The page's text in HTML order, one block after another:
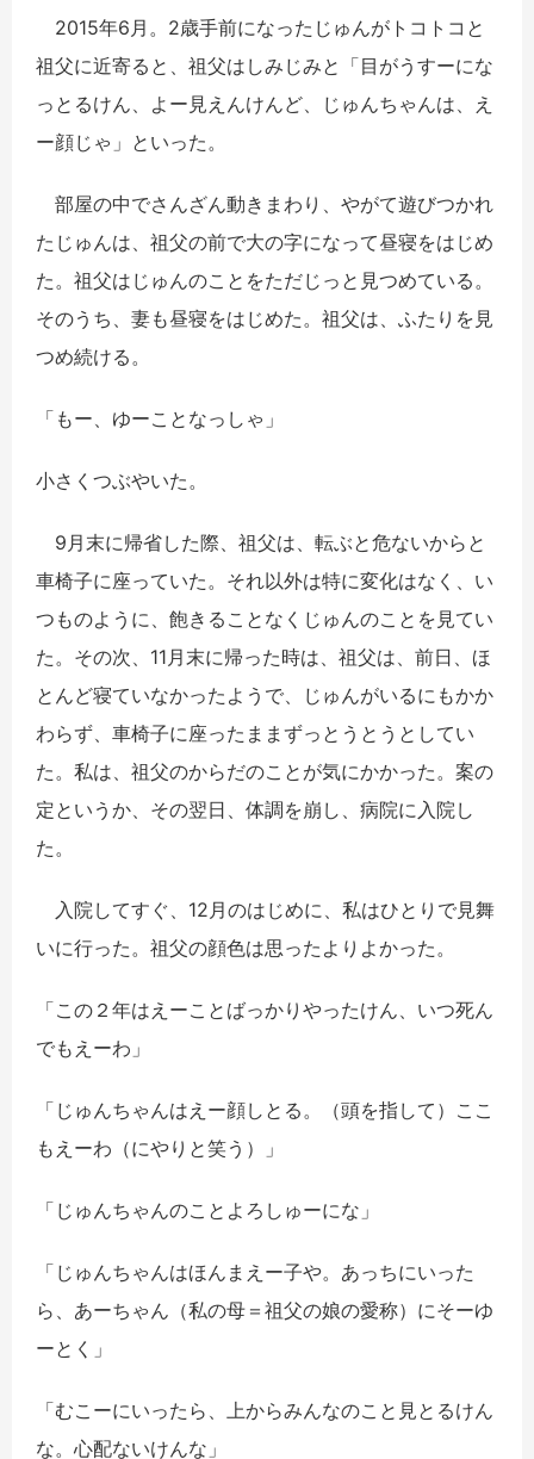
2015年6月。2歳手前になったじゅんがトコトコと
祖父に近寄ると、祖父はしみじみと「目がうすーにな
っとるけん、よー見えんけんど、じゅんちゃんは、え
ー顔じゃ」といった。
部屋の中でさんざん動きまわり、やがて遊びつかれ
たじゅんは、祖父の前で大の字になって昼寝をはじめ
た。祖父はじゅんのことをただじっと見つめている。
そのうち、妻も昼寝をはじめた。祖父は、ふたりを見
つめ続ける。
「もー、ゆーことなっしゃ」
小さくつぶやいた。
9月末に帰省した際、祖父は、転ぶと危ないからと
車椅子に座っていた。それ以外は特に変化はなく、い
つものように、飽きることなくじゅんのことを見てい
た。その次、11月末に帰った時は、祖父は、前日、ほ
とんど寝ていなかったようで、じゅんがいるにもかか
わらず、車椅子に座ったままずっとうとうとしてい
た。私は、祖父のからだのことが気にかかった。案の
定というか、その翌日、体調を崩し、病院に入院し
た。
入院してすぐ、12月のはじめに、私はひとりで見舞
いに行った。祖父の顔色は思ったよりよかった。
「この２年はえーことばっかりやったけん、いつ死ん
でもえーわ」
「じゅんちゃんはえー顔しとる。（頭を指して）ここ
もえーわ（にやりと笑う）」
「じゅんちゃんのことよろしゅーにな」
「じゅんちゃんはほんまえー子や。あっちにいった
ら、あーちゃん（私の母＝祖父の娘の愛称）にそーゆ
ーとく」
「むこーにいったら、上からみんなのこと見とるけん
な。心配ないけんな」